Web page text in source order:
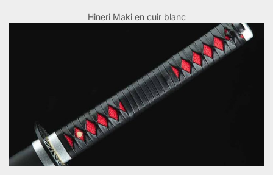
Hineri Maki en cuir blanc